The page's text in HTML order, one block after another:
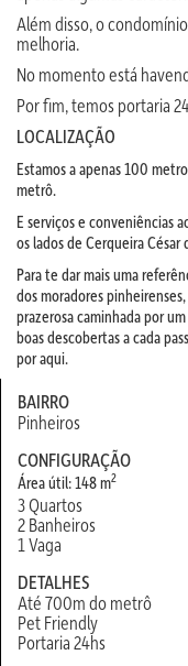
Além disso, o
melhoria.
No momento está
Por fim, temos portaria
LOCALIZAÇÃO
Estamos a apenas 100
metrô.
E serviços e conveniências
os lados de Cerqueira
Para te dar mais uma
dos moradores
prazerosa caminhada por
boas descobertas a cada
por aqui.
BAIRRO
Pinheiros
CONFIGURAÇÃO
Área útil: 148 m2
3 Quartos
2 Banheiros
1 Vaga
DETALHES
Até 700m do metrô
Pet Friendly
Portaria 24hs